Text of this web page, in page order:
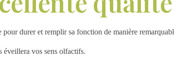
pour durer et remplir sa fonction de manière
éveillera vos sens olfactifs.